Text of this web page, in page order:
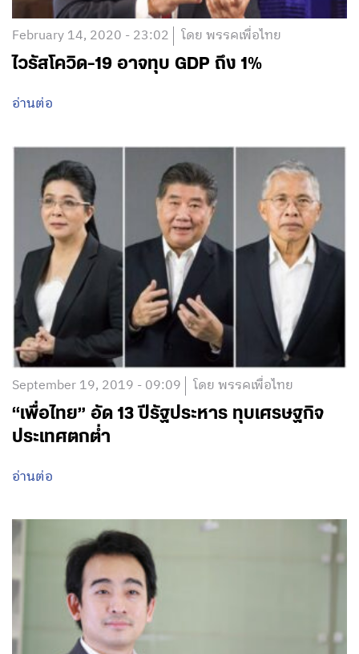
February 14, 2020 - 23:02 โดย พรรคเพื่อไทย
ไวรัสโควิด-19 อาจทุบ GDP ถึง 1%
อ่านต่อ
September 19, 2019 - 09:09 โดย พรรคเพื่อไทย
“เพื่อไทย” อัด 13 ปีรัฐประหาร ทุบเศรษฐกิจ
ประเทศตกต่ำ
อ่านต่อ